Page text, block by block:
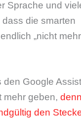
Sprache und
die smarten
„nicht
den Google
mehr geben,
den